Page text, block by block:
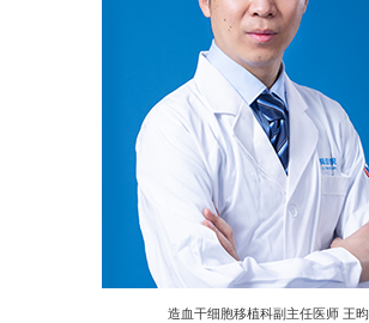
造血干细胞移植科副主任医师 王昀